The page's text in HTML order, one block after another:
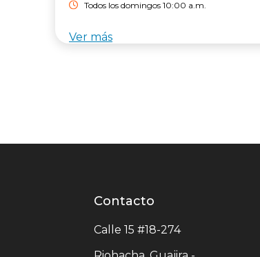
Todos los domingos 10:00 a.m.
Ver más
Contacto
centro
Contacto
Calle 15 #18-274